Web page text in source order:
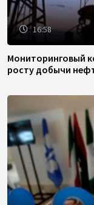
16:58
Мониторинговый
росту добычи